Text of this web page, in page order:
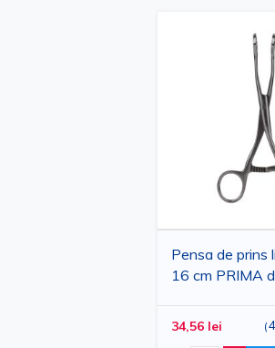
Pensa de prins
16 cm PRIMA
medical pentru
stomatologie si
34,56 lei (